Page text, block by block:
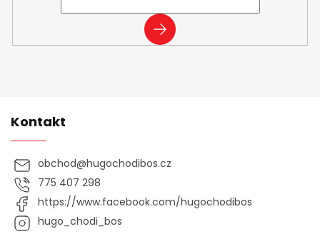
PŘIHLÁSIT
SE
Kontakt
obchod@hugochodibos.cz
775 407 298
https://www.facebook.com/hugochodibos
hugo_chodi_bos